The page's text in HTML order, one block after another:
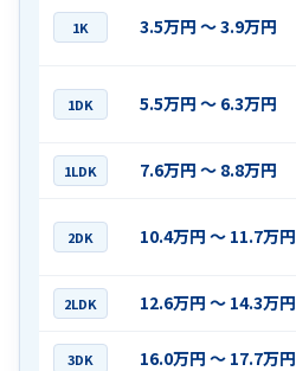
1K 3.5万円 〜 3.9万円
1DK 5.5万円 〜 6.3万円
1LDK 7.6万円 〜 8.8万円
2DK 10.4万円 〜 11.7万円
2LDK 12.6万円 〜 14.3万円
3DK 16.0万円 〜 17.7万円